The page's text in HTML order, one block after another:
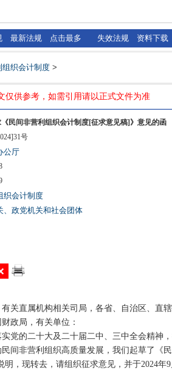
最新法规 点击最多 失效法规 资料下载
组织会计制度 >
仅供参考，如需引用请以正式文件为准
《民间非营利组织会计制度[征求意见稿]》意见的函
号
公厅
织会计制度
、政党机关和社会团体
关直属机构相关司局，各省、自治区、直
政局，有关单位：
的二十大及二十届二中、三中全会精神，
间非营利组织高质量发展，我们起草了《
明，现转去，请组织征求意见，并于2024年